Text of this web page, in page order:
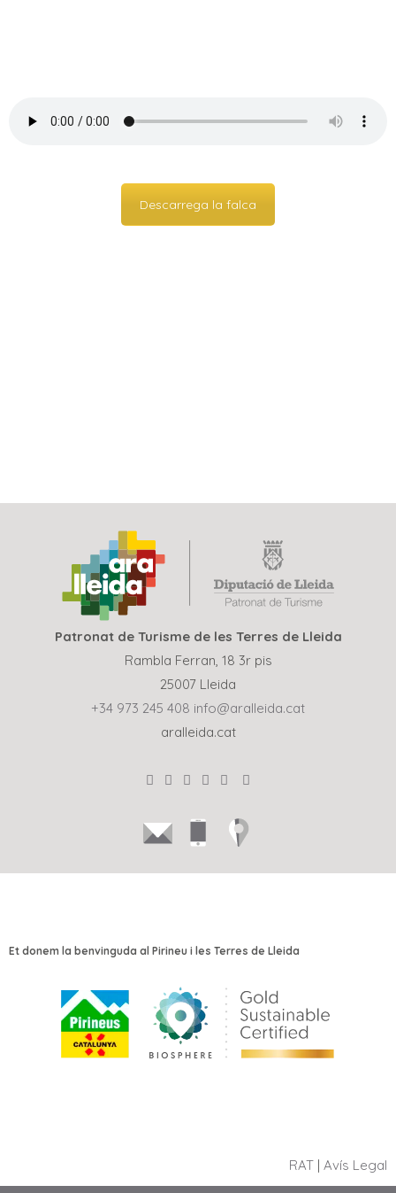
Descarrega la falca
Patronat de Turisme de les Terres de Lleida
Rambla Ferran, 18 3r pis
25007 Lleida
+34 973 245 408 info@aralleida.cat
aralleida.cat
Et donem la benvinguda al Pirineu i les Terres de Lleida
RAT Avís Legal